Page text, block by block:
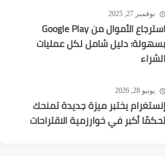
نوفمبر 27, 2025
استرجاع الأموال من Google Play
دليل شامل لكل عمليات
يونيو 28, 2026
يختبر ميزة جديدة تمنحك
أكبر في خوارزمية الاقتراحات